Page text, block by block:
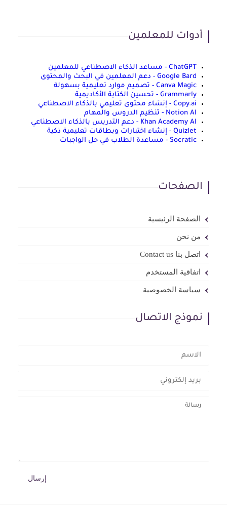
أدوات للمعلمين
ChatGPT - مساعد الذكاء الاصطناعي للمعلمين
Google Bard - دعم المعلمين في البحث والمحتوى
Canva Magic - تصميم موارد تعليمية بسهولة
Grammarly - تحسين الكتابة الأكاديمية
Copy.ai - إنشاء محتوى تعليمي بالذكاء الاصطناعي
Notion AI - تنظيم الدروس والمهام
Khan Academy AI - دعم التدريس بالذكاء الاصطناعي
Quizlet - إنشاء اختبارات وبطاقات تعليمية ذكية
Socratic - مساعدة الطلاب في حل الواجبات
الصفحات
الصفحة الرئيسية
من نحن
اتصل بنا Contact us
اتفاقية المستخدم
سياسة الخصوصية
نموذج الاتصال